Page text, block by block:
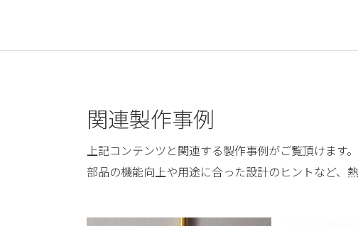
関連製作事例
上記コンテンツと関連する製作事例がご覧頂けます。
部品の機能向上や用途に合った設計のヒントなど、